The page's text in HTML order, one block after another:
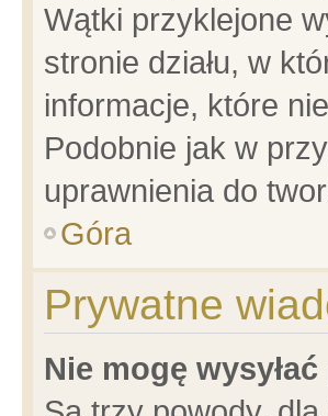
Wątki przyklejone
stronie działu, w
informacje, które
Podobnie jak w
uprawnienia do
Góra
Prywatne
Nie mogę